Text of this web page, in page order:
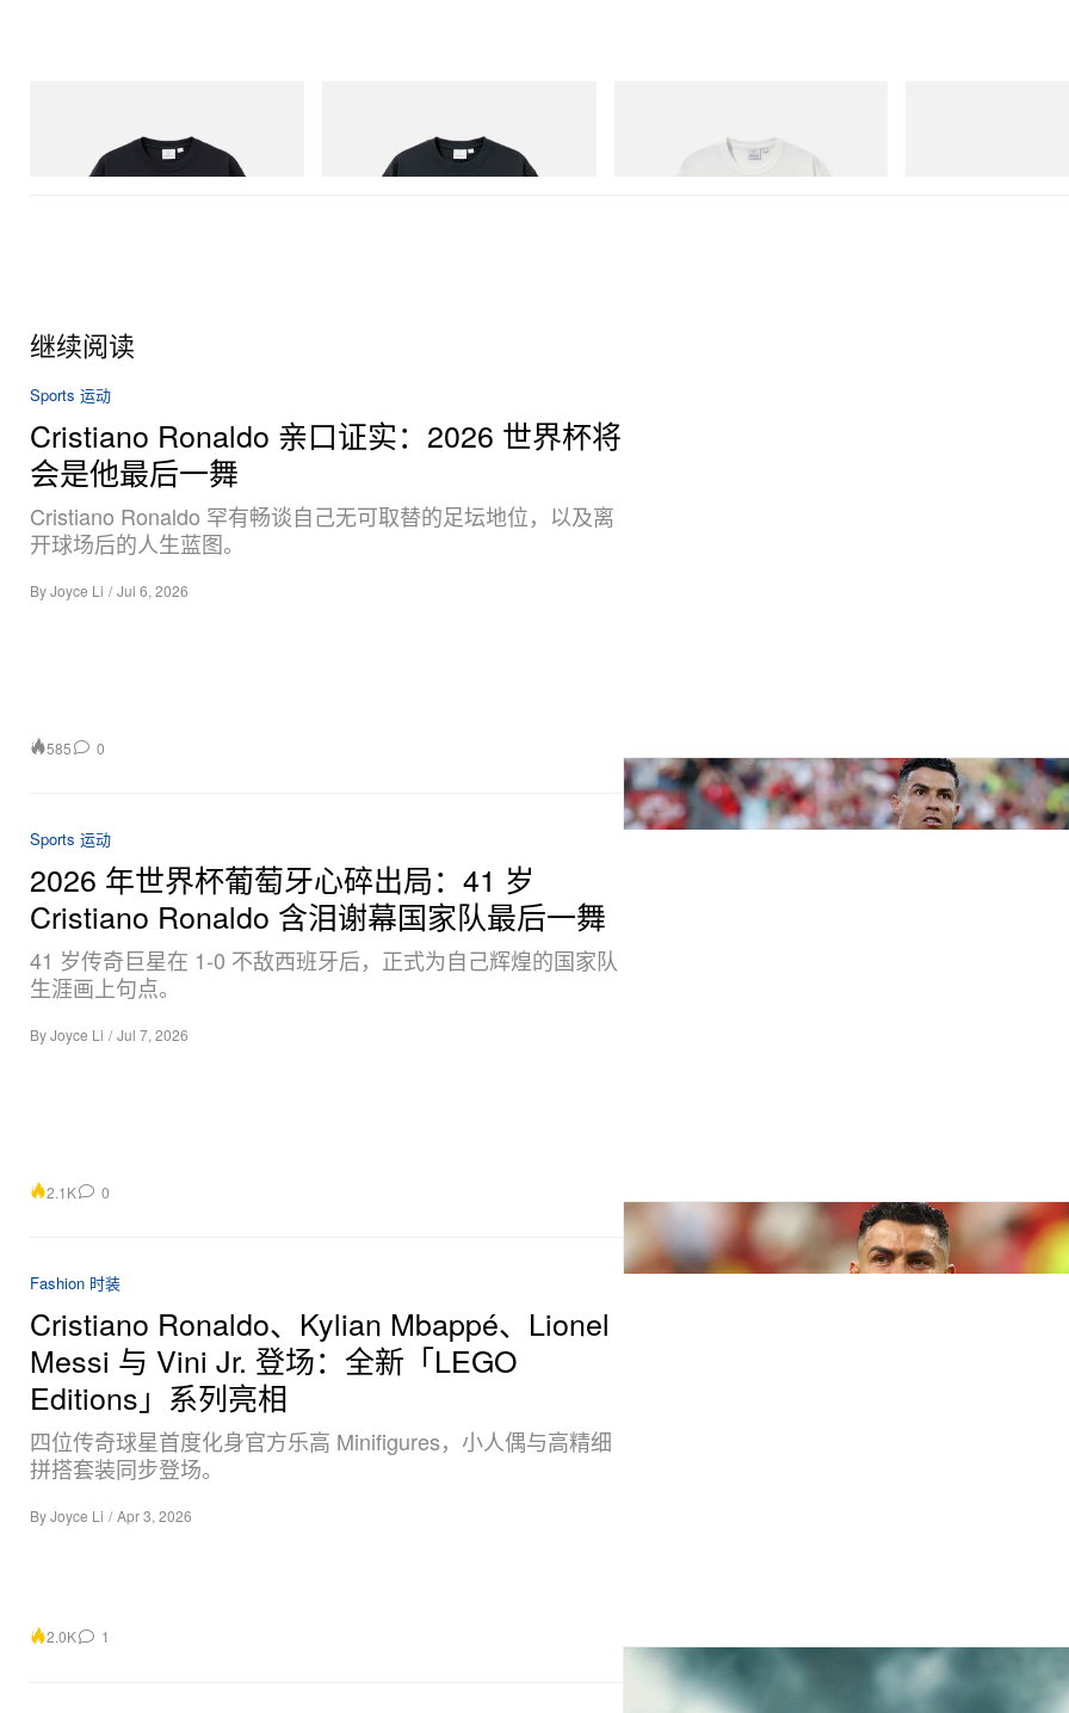
继续阅读
Sports 运动
Cristiano Ronaldo 亲口证实：2026 世界杯将
会是他最后一舞
Cristiano Ronaldo 罕有畅谈自己无可取替的足坛地位，以及离
开球场后的人生蓝图。
ByJoyce Li / Jul 6, 2026
585 0
Sports 运动
2026 年世界杯葡萄牙心碎出局：41 岁
Cristiano Ronaldo 含泪谢幕国家队最后一舞
41 岁传奇巨星在 1-0 不敌西班牙后，正式为自己辉煌的国家队
生涯画上句点。
ByJoyce Li / Jul 7, 2026
2.1K 0
Fashion 时装
Cristiano Ronaldo、Kylian Mbappé、Lionel
Messi 与 Vini Jr. 登场：全新「LEGO
Editions」系列亮相
四位传奇球星首度化身官方乐高 Minifigures，小人偶与高精细
拼搭套装同步登场。
ByJoyce Li / Apr 3, 2026
2.0K 1